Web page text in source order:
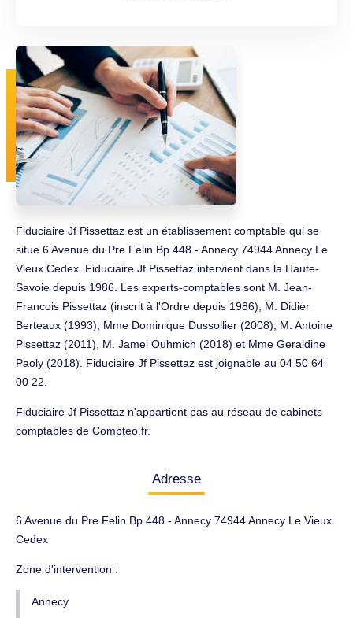
Fiduciaire Jf Pissettaz est un établissement comptable qui se
situe 6 Avenue du Pre Felin Bp 448 - Annecy 74944 Annecy Le
Vieux Cedex. Fiduciaire Jf Pissettaz intervient dans la Haute-
Savoie depuis 1986. Les experts-comptables sont M. Jean-
Francois Pissettaz (inscrit à l'Ordre depuis 1986), M. Didier
Berteaux (1993), Mme Dominique Dussollier (2008), M. Antoine
Pissettaz (2011), M. Jamel Ouhmich (2018) et Mme Geraldine
Paoly (2018). Fiduciaire Jf Pissettaz est joignable au 04 50 64
00 22.
Fiduciaire Jf Pissettaz n'appartient pas au réseau de cabinets
comptables de Compteo.fr.
Adresse
6 Avenue du Pre Felin Bp 448 - Annecy 74944 Annecy Le Vieux
Cedex
Zone d'intervention :
Annecy